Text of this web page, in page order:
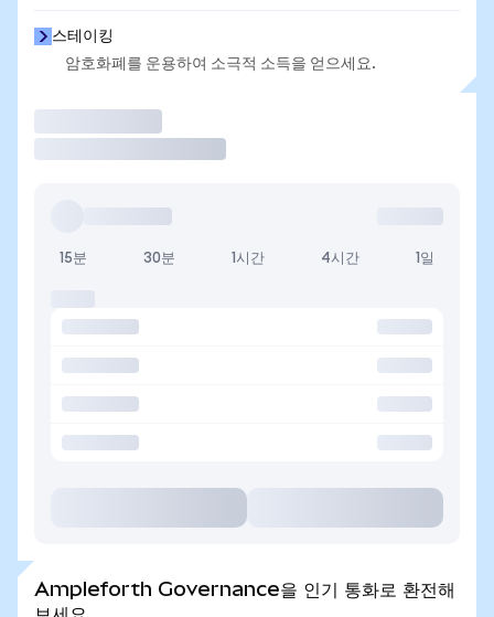
스테이킹
암호화폐를 운용하여 소극적 소득을 얻으세요.
15분 30분 1시간 4시간 1일
Ampleforth Governance을 인기 통화로 환전해